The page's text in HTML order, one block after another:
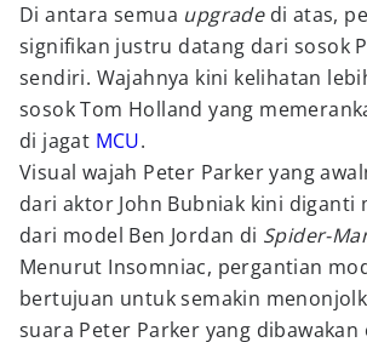
Di antara semua upgradedi atas,
signifikan justru datang dari sosok
sendiri. Wajahnya kini kelihatan
sosok Tom Holland yang
di jagat MCU.
Visual wajah Peter Parker yang
dari aktor John Bubniak kini diganti
dari model Ben Jordan di Spider-
Menurut Insomniac, pergantian
bertujuan untuk semakin
suara Peter Parker yang dibawakan